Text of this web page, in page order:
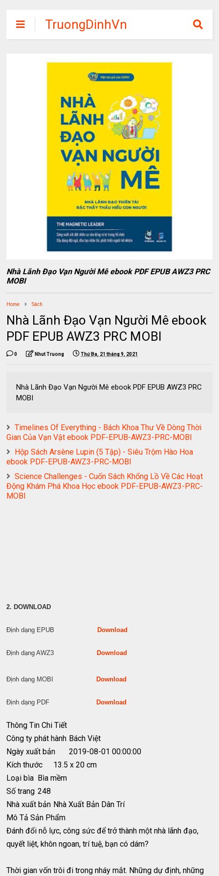
TruongDinhVn
Chia sẽ ebook,
phần mềm học
tập miễn phí
Nhà Lãnh Đạo Vạn Người Mê ebook PDF EPUB AWZ3 PRC
MOBI
Home Sách
Nhà Lãnh Đạo Vạn Người Mê ebook
PDF EPUB AWZ3 PRC MOBI
0 Nhut Truong Thứ Ba, 21 tháng 9, 2021
Nhà Lãnh Đạo Vạn Người Mê ebook PDF EPUB AWZ3 PRC
MOBI
Timelines Of Everything - Bách Khoa Thư Về Dòng Thời
Gian Của Vạn Vật ebook PDF-EPUB-AWZ3-PRC-MOBI
Hộp Sách Arsène Lupin (5 Tập) - Siêu Trộm Hào Hoa
ebook PDF-EPUB-AWZ3-PRC-MOBI
Science Challenges - Cuốn Sách Khổng Lồ Về Các Hoạt
Động Khám Phá Khoa Học ebook PDF-EPUB-AWZ3-PRC-
MOBI
2. DOWNLOAD
Định dạng EPUB Download
Định dạng AWZ3 Download
Định dạng MOBI Download
Định dạng PDF Download
Thông Tin Chi Tiết
Công ty phát hành Bách Việt
Ngày xuất bản
2019-08-01 00:00:00
Kích thước
13.5 x 20 cm
Loại bìa Bìa mềm
Số trang 248
Nhà xuất bản Nhà Xuất Bản Dân Trí
Mô Tả Sản Phẩm
Đánh đổi nỗ lực, công sức để trở thành một nhà lãnh đạo,
quyết liệt, khôn ngoan, trí tuệ, bạn có dám?
Thời gian vốn trôi đi trong nháy mắt. Những dự định, những